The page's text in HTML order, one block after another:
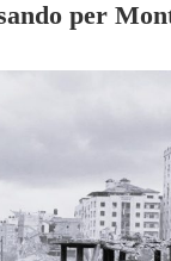
per